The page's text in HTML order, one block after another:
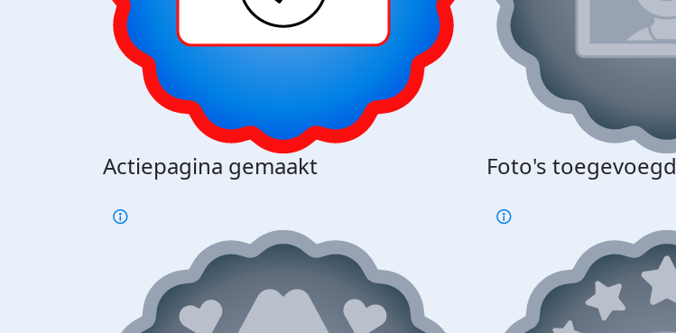
Actiepagina gemaakt Foto's toegevoegd